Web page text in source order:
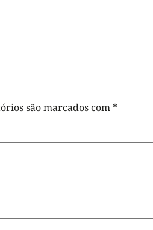
são marcados com *